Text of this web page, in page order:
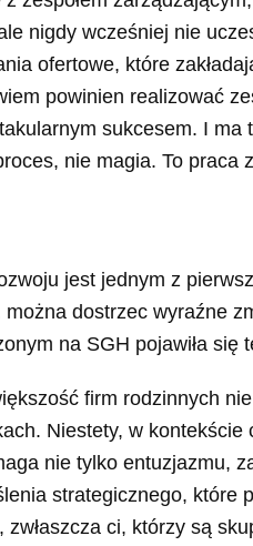
nigdy wcześniej nie
ofertowe, które
powinien realizować
sukcesem. I
nie magia. To
jest jednym z
dostrzec wyraźne
na SGH pojawiła
firm rodzinnych
Niestety, w
nie tylko entuzjazmu,
strategicznego,
zwłaszcza ci, którzy są